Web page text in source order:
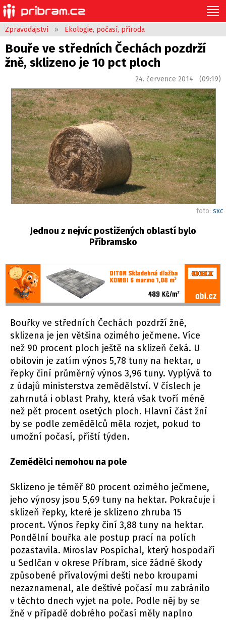
Zpravodajství » Ekologie, počasí, příroda
Bouře ve středních Čechách pozdrží
žně, sklizeno je 10 pct ploch
24. července 2014 (09:19)
foto: sxc
Jednou z nejvíc postižených oblastí bylo
Příbramsko
Bouřky ve středních Čechách pozdrží žně,
sklizena je jen většina ozimého ječmene. Více
než 90 procent ploch ještě na sklizeň čeká. U
obilovin je zatím výnos 5,78 tuny na hektar, u
řepky činí průměrný výnos 3,96 tuny. Vyplývá to
z údajů ministerstva zemědělství. V číslech je
zahrnutá i oblast Prahy, která však tvoří méně
než pět procent osetých ploch. Hlavní část žní
by se podle zemědělců měla rozjet, pokud to
umožní počasí, příští týden.
Zemědělci nemohou na pole
Sklizeno je téměř 80 procent ozimého ječmene,
jeho výnosy jsou 5,69 tuny na hektar. Pokračuje i
sklizeň řepky, které je sklizeno zhruba 15
procent. Výnos řepky činí 3,88 tuny na hektar.
Pondělní bouřka ale postup prací na polích
pozastavila. Miroslav Pospíchal, který hospodaří
u Sedlčan v okrese Příbram, sice žádné škody
způsobené přívalovými dešti nebo kroupami
nezaznamenal, ale deštivé počasí mu zabránilo
v těchto dnech vyjet na pole. Podle něj by se
žně v případě dobrého počasí měly naplno